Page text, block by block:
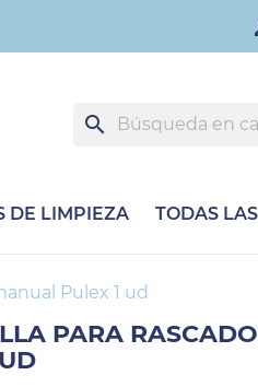
search
DE LIMPIEZA TODAS
Pulex 1 ud
PARA